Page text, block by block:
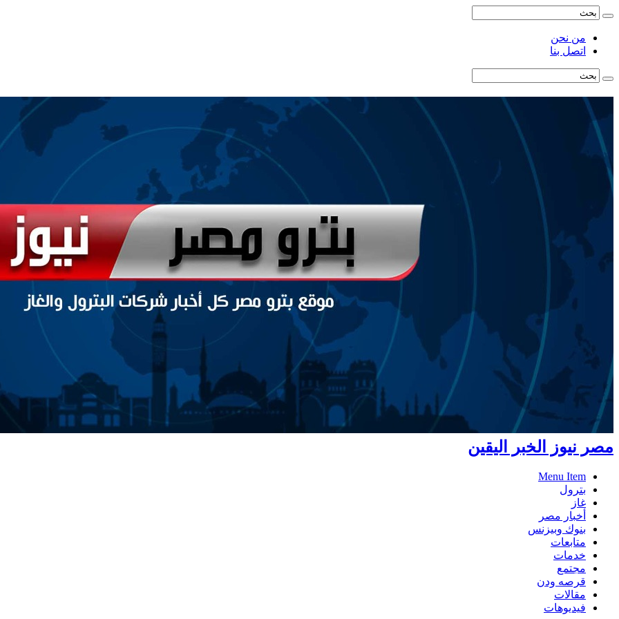
من نحن
اتصل بنا
مصر نيوز الخبر اليقين
Menu Item
بترول
غاز
أخبار مصر
بنوك وبيزنس
متابعات
خدمات
مجتمع
قرصه ودن
مقالات
فيديوهات